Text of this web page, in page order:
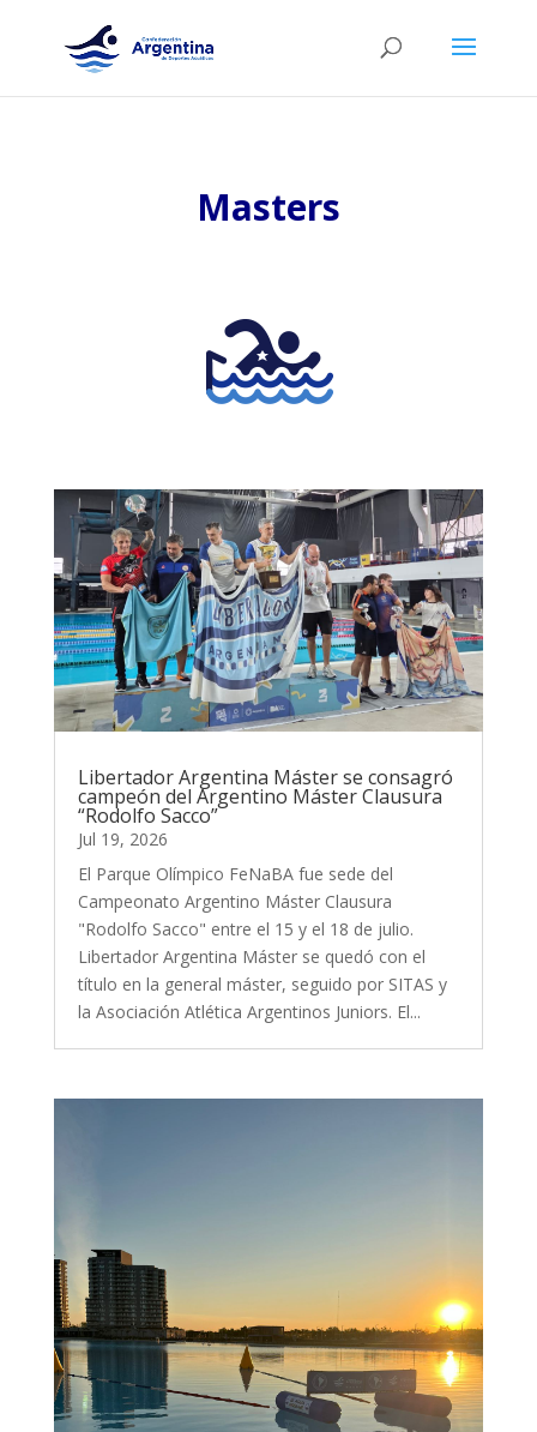
Masters
Libertador Argentina Máster se consagró
campeón del Argentino Máster Clausura
“Rodolfo Sacco”
Jul 19, 2026
El Parque Olímpico FeNaBA fue sede del
Campeonato Argentino Máster Clausura
"Rodolfo Sacco" entre el 15 y el 18 de julio.
Libertador Argentina Máster se quedó con el
título en la general máster, seguido por SITAS y
la Asociación Atlética Argentinos Juniors. El...